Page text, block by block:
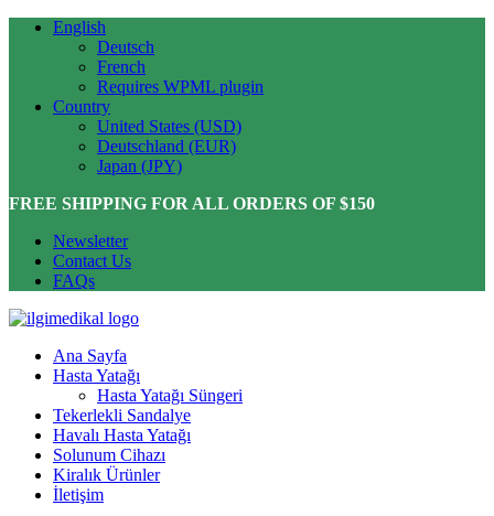
English
Deutsch
French
Requires WPML plugin
Country
United States (USD)
Deutschland (EUR)
Japan (JPY)
FREE SHIPPING FOR ALL ORDERS OF $150
Newsletter
Contact Us
FAQs
Ana Sayfa
Hasta Yatağı
Hasta Yatağı Süngeri
Tekerlekli Sandalye
Havalı Hasta Yatağı
Solunum Cihazı
Kiralık Ürünler
İletişim